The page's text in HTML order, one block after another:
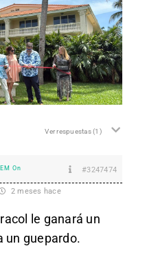
Ver respuestas(1)
EM On #3247474
2 meses hace
le ganará un
un guepardo.